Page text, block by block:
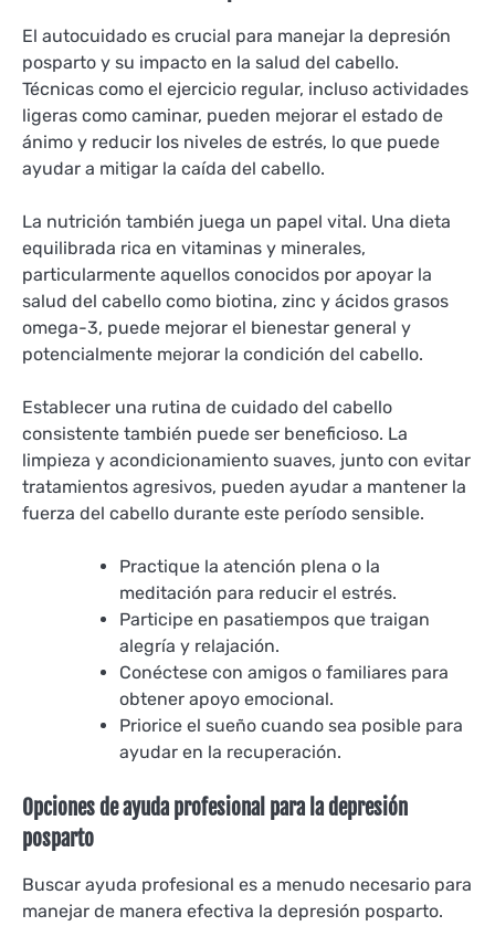
El autocuidado es crucial para manejar la depresión
posparto y su impacto en la salud del cabello.
Técnicas como el ejercicio regular, incluso actividades
ligeras como caminar, pueden mejorar el estado de
ánimo y reducir los niveles de estrés, lo que puede
ayudar a mitigar la caída del cabello.
La nutrición también juega un papel vital. Una dieta
equilibrada rica en vitaminas y minerales,
particularmente aquellos conocidos por apoyar la
salud del cabello como biotina, zinc y ácidos grasos
omega-3, puede mejorar el bienestar general y
potencialmente mejorar la condición del cabello.
Establecer una rutina de cuidado del cabello
consistente también puede ser beneficioso. La
limpieza y acondicionamiento suaves, junto con evitar
tratamientos agresivos, pueden ayudar a mantener la
fuerza del cabello durante este período sensible.
Practique la atención plena o la
meditación para reducir el estrés.
Participe en pasatiempos que traigan
alegría y relajación.
Conéctese con amigos o familiares para
obtener apoyo emocional.
Priorice el sueño cuando sea posible para
ayudar en la recuperación.
Opciones de ayuda profesional para la depresión
posparto
Buscar ayuda profesional es a menudo necesario para
manejar de manera efectiva la depresión posparto.